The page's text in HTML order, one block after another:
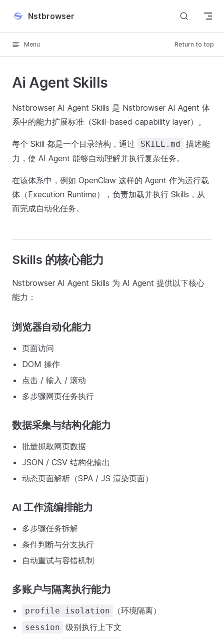
Skip to content
Nstbrowser
Menu Return to top
Ai Agent Skills
Nstbrowser AI Agent Skills 是 Nstbrowser AI Agent 体
系中的能力扩展标准（Skill-based capability layer）。
每个 Skill 都是一个目录结构，通过 SKILL.md
描述能
力，使 AI Agent 能够自动理解并执行复杂任务。
在该体系中，例如 OpenClaw 这样的 Agent 作为运行载
体（Execution Runtime），负责加载并执行 Skills，从
而完成自动化任务。
Skills 的核心能力
Nstbrowser AI Agent Skills 为 AI Agent 提供以下核心
能力：
浏览器自动化能力
页面访问
DOM 操作
点击 / 输入 / 滚动
多步骤网页任务执行
数据采集与结构化能力
批量抓取网页数据
JSON / CSV 结构化输出
动态页面解析（SPA / JS 渲染页面）
AI 工作流编排能力
多步骤任务拆解
条件判断与分支执行
自动重试与容错机制
多账户与隔离执行能力
profile isolation （环境隔离）
session 级别执行上下文